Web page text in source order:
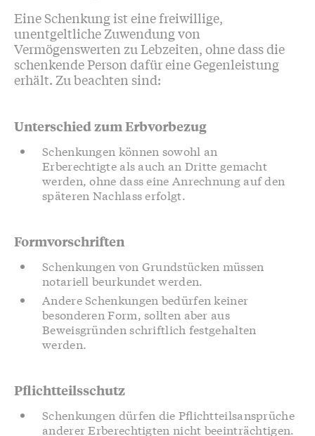
Eine Schenkung ist eine freiwillige,
unentgeltliche Zuwendung von
Vermögenswerten zu Lebzeiten, ohne dass die
schenkende Person dafür eine Gegenleistung
erhält. Zu beachten sind:
Unterschied zum Erbvorbezug
Schenkungen können sowohl an
Erberechtigte als auch an Dritte gemacht
werden, ohne dass eine Anrechnung auf den
späteren Nachlass erfolgt.
Formvorschriften
Schenkungen von Grundstücken müssen
notariell beurkundet werden.
Andere Schenkungen bedürfen keiner
besonderen Form, sollten aber aus
Beweisgründen schriftlich festgehalten
werden.
Pflichtteilsschutz
Schenkungen dürfen die Pflichtteilsansprüche
anderer Erberechtigten nicht beeinträchtigen.